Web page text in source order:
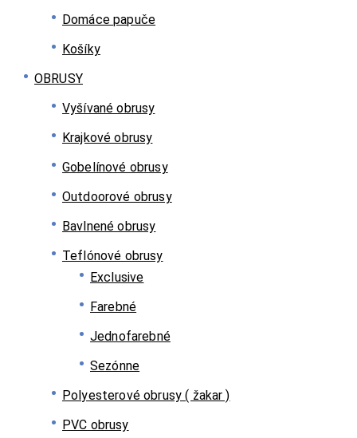
Domáce papuče
Košíky
OBRUSY
Vyšívané obrusy
Krajkové obrusy
Gobelínové obrusy
Outdoorové obrusy
Bavlnené obrusy
Teflónové obrusy
Exclusive
Farebné
Jednofarebné
Sezónne
Polyesterové obrusy ( žakar )
PVC obrusy